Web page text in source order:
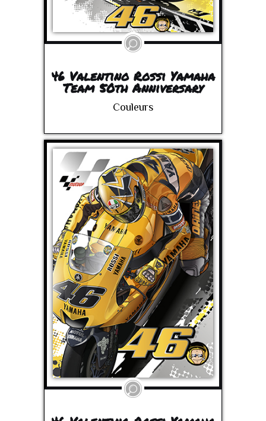
46 Valentino Rossi Yamaha
Team 50th Anniversary
Couleurs